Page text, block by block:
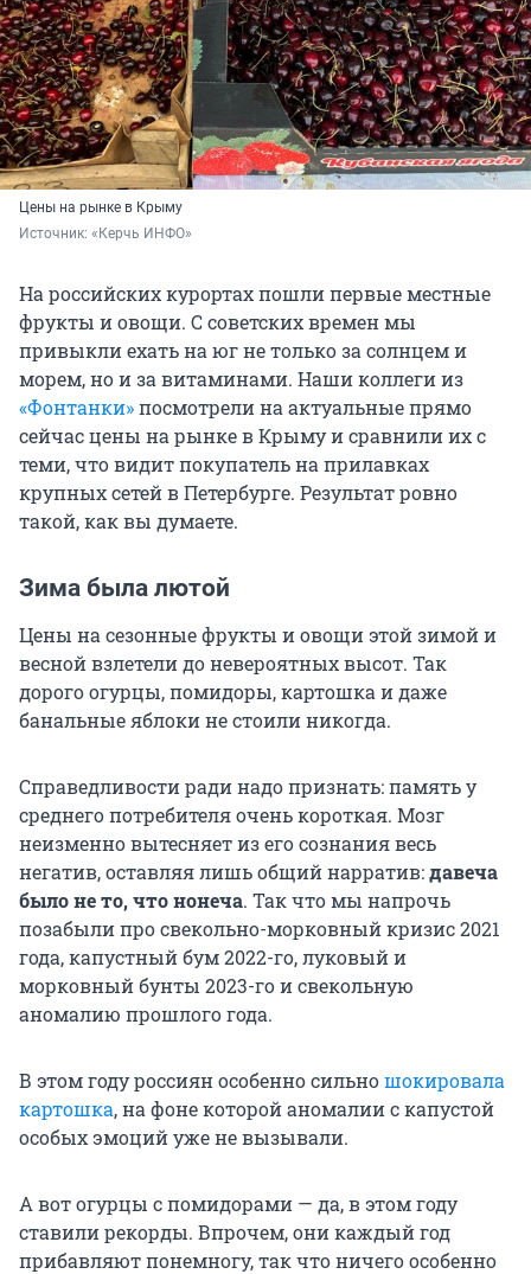
Цены на рынке в Крыму
Источник: «Керчь ИНФО»
На российских курортах пошли первые местные
фрукты и овощи. С советских времен мы
привыкли ехать на юг не только за солнцем и
морем, но и за витаминами. Наши коллеги из
«Фонтанки»посмотрели на актуальные прямо
сейчас цены на рынке в Крыму и сравнили их с
теми, что видит покупатель на прилавках
крупных сетей в Петербурге. Результат ровно
такой, как вы думаете.
Зима была лютой
Цены на сезонные фрукты и овощи этой зимой и
весной взлетели до невероятных высот. Так
дорого огурцы, помидоры, картошка и даже
банальные яблоки не стоили никогда.
Справедливости ради надо признать: память у
среднего потребителя очень короткая. Мозг
неизменно вытесняет из его сознания весь
негатив, оставляя лишь общий нарратив:давеча
было не то, что нонеча. Так что мы напрочь
позабыли про свекольно-морковный кризис 2021
года, капустный бум2022-го, луковый и
морковный бунты 2023-го и свекольную
аномалию прошлого года.
В этом году россиян особенно сильношокировала
картошка, на фоне которой аномалии с капустой
особых эмоций уже не вызывали.
А вот огурцы с помидорами — да, в этом году
ставили рекорды. Впрочем, они каждый год
прибавляют понемногу, так что ничего особенно